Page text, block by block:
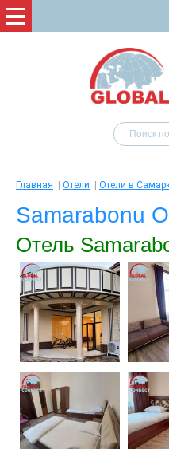
Главная Отели Отели в
Samarabonu
Отель